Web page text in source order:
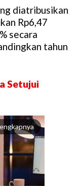
diatribusikan
Rp6,47
secara
tahun
Setujui